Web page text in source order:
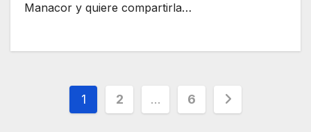
Manacor y quiere compartirla…
Paginación
1 2 … 6